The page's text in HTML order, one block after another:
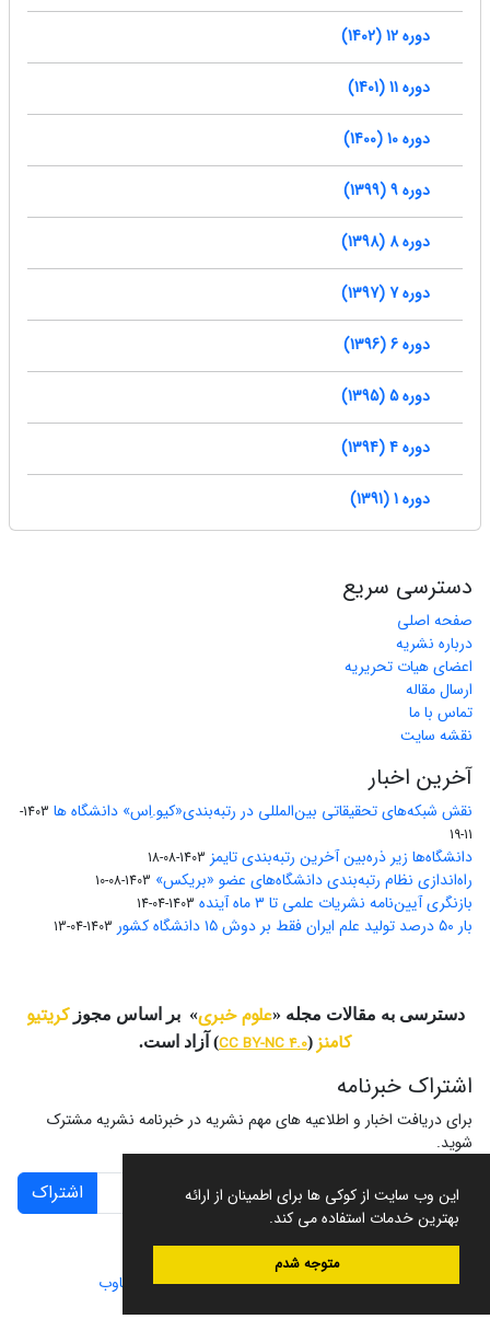
این وب سایت از کوکی ها برای اطمینان از ارائه
بهترین خدمات استفاده می کند.
متوجه شدم
دوره 12 (1402)
دوره 11 (1401)
دوره 10 (1400)
دوره 9 (1399)
دوره 8 (1398)
دوره 7 (1397)
دوره 6 (1396)
دوره 5 (1395)
دوره 4 (1394)
دوره 1 (1391)
دسترسی سریع
صفحه اصلی
درباره نشریه
اعضای هیات تحریریه
ارسال مقاله
تماس با ما
نقشه سایت
آخرین اخبار
نقش شبکه‌های تحقیقاتی بین‌المللی در رتبه‌بندی«کیو.اِس» دانشگاه ها
1403-
11-19
دانشگاه‌ها زیر ذره‌بین آخرین رتبه‌بندی تایمز 1403-08-18
راه‌اندازی نظام رتبه‌بندی دانشگاه‌‌های عضو «بریکس» 1403-08-10
بازنگری آیین‌نامه نشریات علمی تا ۳ ماه آینده 1403-04-14
بار ۵۰ درصد تولید علم ایران فقط بر دوش ۱۵ دانشگاه کشور 1403-04-13
دسترسی به مقالات مجله «علوم خبری» بر اساس مجوزکریتیو
کامنز (
CC BY-NC 4.0) آزاد است.
اشتراک خبرنامه
برای دریافت اخبار و اطلاعیه های مهم نشریه در خبرنامه نشریه مشترک
شوید.
اشتراک
سامانه مدیریت نشریات علمی.طراحی و پیاده سازی از سیناوب